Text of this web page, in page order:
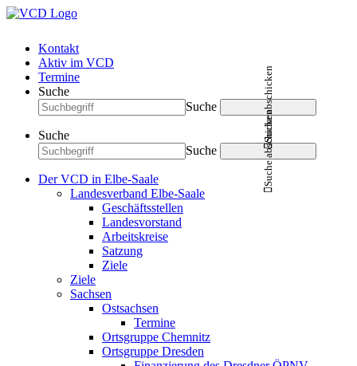
Kontakt
Aktiv im VCD
Termine
Suche
Suche
Suche abschicken
Suche
Suche
Suche abschicken
Der VCD in Elbe-Saale
Landesverband Elbe-Saale
Geschäftsstellen
Landesvorstand
Arbeitskreise
Satzung
Ziele
Ziele
Sachsen
Ostsachsen
Termine
Ortsgruppe Chemnitz
Ortsgruppe Dresden